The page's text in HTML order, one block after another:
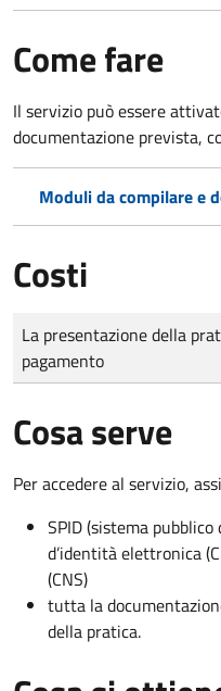
Come fare
Il servizio può essere
documentazione prevista,
Moduli da compilare e
Costi
Tipo di pagamento
Importo
La presentazione della
pagamento
Cosa serve
Per accedere al servizio,
SPID (sistema
d’identità elettronica
(CNS)
tutta la
della pratica.